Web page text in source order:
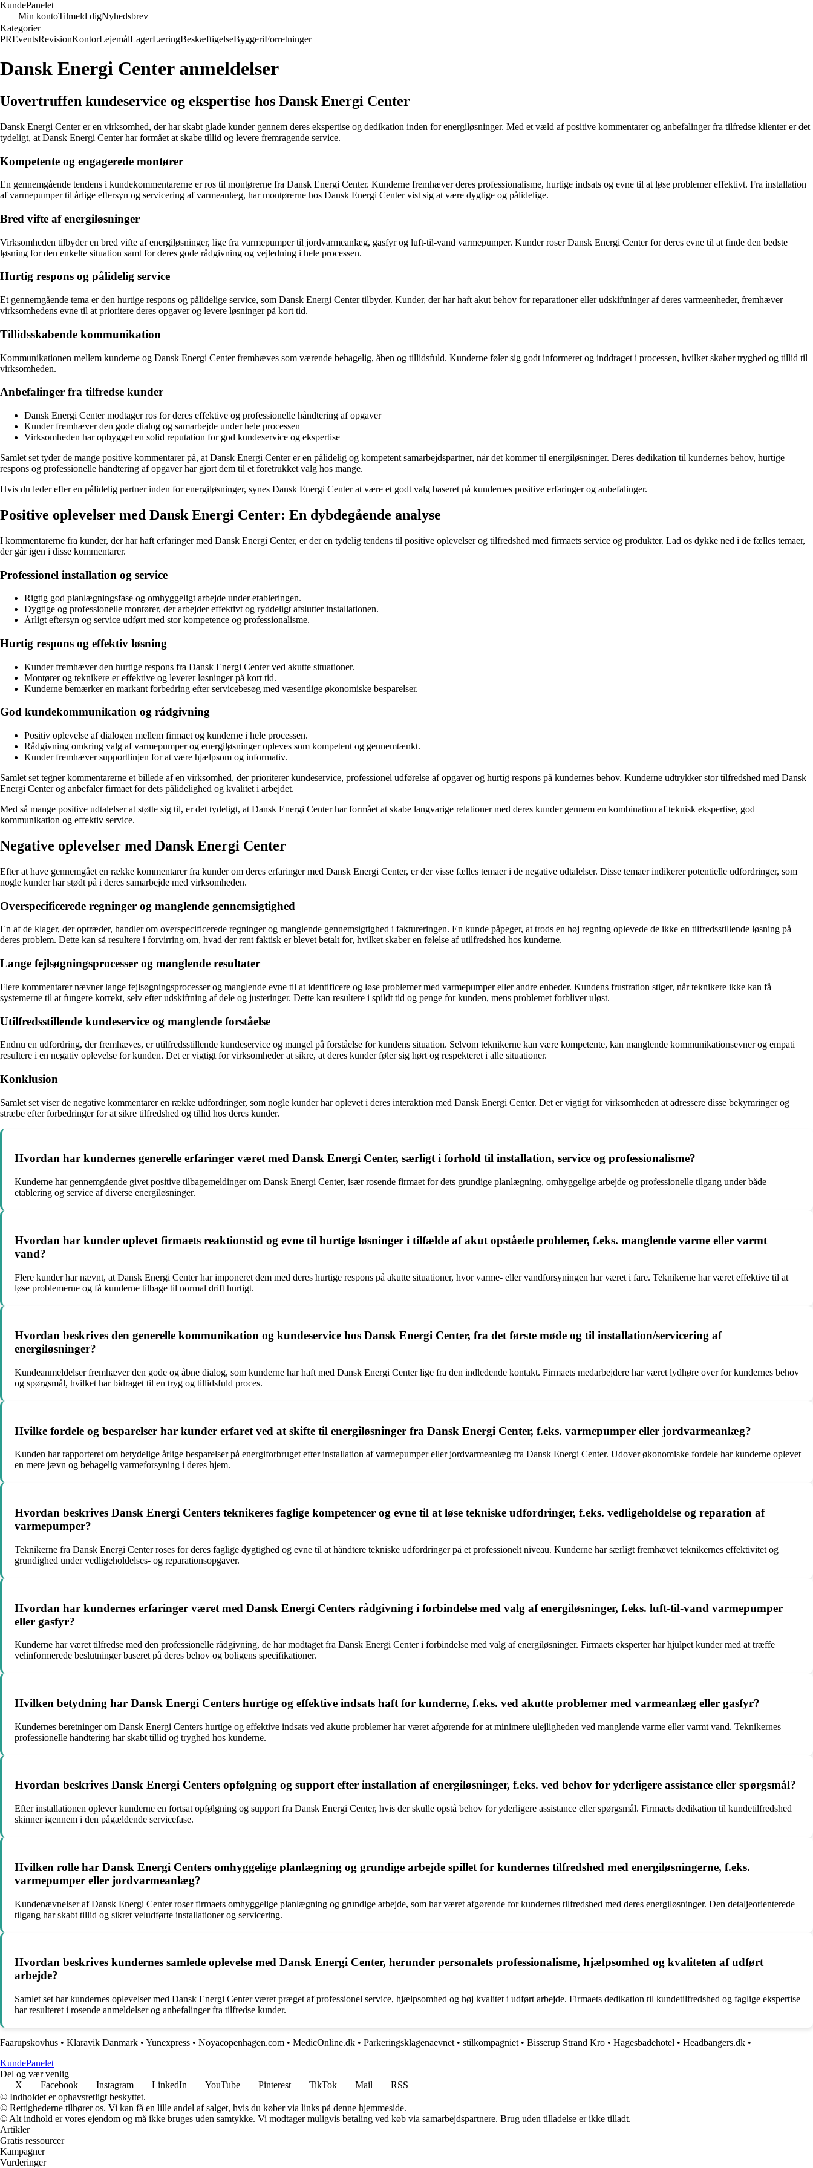
KundePanelet
Min kontoTilmeld digNyhedsbrev
Kategorier
PREventsRevisionKontorLejemålLagerLæringBeskæftigelseByggeriForretninger
Dansk Energi Center anmeldelser
Uovertruffen kundeservice og ekspertise hos Dansk Energi Center
Dansk Energi Center er en virksomhed, der har skabt glade kunder gennem deres ekspertise og dedikation inden for energiløsninger. Med et væld af positive kommentarer og anbefalinger fra tilfredse klienter er det
tydeligt, at Dansk Energi Center har formået at skabe tillid og levere fremragende service.
Kompetente og engagerede montører
En gennemgående tendens i kundekommentarerne er ros til montørerne fra Dansk Energi Center. Kunderne fremhæver deres professionalisme, hurtige indsats og evne til at løse problemer effektivt. Fra installation
af varmepumper til årlige eftersyn og servicering af varmeanlæg, har montørerne hos Dansk Energi Center vist sig at være dygtige og pålidelige.
Bred vifte af energiløsninger
Virksomheden tilbyder en bred vifte af energiløsninger, lige fra varmepumper til jordvarmeanlæg, gasfyr og luft-til-vand varmepumper. Kunder roser Dansk Energi Center for deres evne til at finde den bedste
løsning for den enkelte situation samt for deres gode rådgivning og vejledning i hele processen.
Hurtig respons og pålidelig service
Et gennemgående tema er den hurtige respons og pålidelige service, som Dansk Energi Center tilbyder. Kunder, der har haft akut behov for reparationer eller udskiftninger af deres varmeenheder, fremhæver
virksomhedens evne til at prioritere deres opgaver og levere løsninger på kort tid.
Tillidsskabende kommunikation
Kommunikationen mellem kunderne og Dansk Energi Center fremhæves som værende behagelig, åben og tillidsfuld. Kunderne føler sig godt informeret og inddraget i processen, hvilket skaber tryghed og tillid til
virksomheden.
Anbefalinger fra tilfredse kunder
Dansk Energi Center modtager ros for deres effektive og professionelle håndtering af opgaver
Kunder fremhæver den gode dialog og samarbejde under hele processen
Virksomheden har opbygget en solid reputation for god kundeservice og ekspertise
Samlet set tyder de mange positive kommentarer på, at Dansk Energi Center er en pålidelig og kompetent samarbejdspartner, når det kommer til energiløsninger. Deres dedikation til kundernes behov, hurtige
respons og professionelle håndtering af opgaver har gjort dem til et foretrukket valg hos mange.
Hvis du leder efter en pålidelig partner inden for energiløsninger, synes Dansk Energi Center at være et godt valg baseret på kundernes positive erfaringer og anbefalinger.
Positive oplevelser med Dansk Energi Center: En dybdegående analyse
I kommentarerne fra kunder, der har haft erfaringer med Dansk Energi Center, er der en tydelig tendens til positive oplevelser og tilfredshed med firmaets service og produkter. Lad os dykke ned i de fælles temaer,
der går igen i disse kommentarer.
Professionel installation og service
Rigtig god planlægningsfase og omhyggeligt arbejde under etableringen.
Dygtige og professionelle montører, der arbejder effektivt og ryddeligt afslutter installationen.
Årligt eftersyn og service udført med stor kompetence og professionalisme.
Hurtig respons og effektiv løsning
Kunder fremhæver den hurtige respons fra Dansk Energi Center ved akutte situationer.
Montører og teknikere er effektive og leverer løsninger på kort tid.
Kunderne bemærker en markant forbedring efter servicebesøg med væsentlige økonomiske besparelser.
God kundekommunikation og rådgivning
Positiv oplevelse af dialogen mellem firmaet og kunderne i hele processen.
Rådgivning omkring valg af varmepumper og energiløsninger opleves som kompetent og gennemtænkt.
Kunder fremhæver supportlinjen for at være hjælpsom og informativ.
Samlet set tegner kommentarerne et billede af en virksomhed, der prioriterer kundeservice, professionel udførelse af opgaver og hurtig respons på kundernes behov. Kunderne udtrykker stor tilfredshed med Dansk
Energi Center og anbefaler firmaet for dets pålidelighed og kvalitet i arbejdet.
Med så mange positive udtalelser at støtte sig til, er det tydeligt, at Dansk Energi Center har formået at skabe langvarige relationer med deres kunder gennem en kombination af teknisk ekspertise, god
kommunikation og effektiv service.
Negative oplevelser med Dansk Energi Center
Efter at have gennemgået en række kommentarer fra kunder om deres erfaringer med Dansk Energi Center, er der visse fælles temaer i de negative udtalelser. Disse temaer indikerer potentielle udfordringer, som
nogle kunder har stødt på i deres samarbejde med virksomheden.
Overspecificerede regninger og manglende gennemsigtighed
En af de klager, der optræder, handler om overspecificerede regninger og manglende gennemsigtighed i faktureringen. En kunde påpeger, at trods en høj regning oplevede de ikke en tilfredsstillende løsning på
deres problem. Dette kan så resultere i forvirring om, hvad der rent faktisk er blevet betalt for, hvilket skaber en følelse af utilfredshed hos kunderne.
Lange fejlsøgningsprocesser og manglende resultater
Flere kommentarer nævner lange fejlsøgningsprocesser og manglende evne til at identificere og løse problemer med varmepumper eller andre enheder. Kundens frustration stiger, når teknikere ikke kan få
systemerne til at fungere korrekt, selv efter udskiftning af dele og justeringer. Dette kan resultere i spildt tid og penge for kunden, mens problemet forbliver uløst.
Utilfredsstillende kundeservice og manglende forståelse
Endnu en udfordring, der fremhæves, er utilfredsstillende kundeservice og mangel på forståelse for kundens situation. Selvom teknikerne kan være kompetente, kan manglende kommunikationsevner og empati
resultere i en negativ oplevelse for kunden. Det er vigtigt for virksomheder at sikre, at deres kunder føler sig hørt og respekteret i alle situationer.
Konklusion
Samlet set viser de negative kommentarer en række udfordringer, som nogle kunder har oplevet i deres interaktion med Dansk Energi Center. Det er vigtigt for virksomheden at adressere disse bekymringer og
stræbe efter forbedringer for at sikre tilfredshed og tillid hos deres kunder.
Hvordan har kundernes generelle erfaringer været med Dansk Energi Center, særligt i forhold til installation, service og professionalisme?
Kunderne har gennemgående givet positive tilbagemeldinger om Dansk Energi Center, især rosende firmaet for dets grundige planlægning, omhyggelige arbejde og professionelle tilgang under både
etablering og service af diverse energiløsninger.
Hvordan har kunder oplevet firmaets reaktionstid og evne til hurtige løsninger i tilfælde af akut opståede problemer, f.eks. manglende varme eller varmt
vand?
Flere kunder har nævnt, at Dansk Energi Center har imponeret dem med deres hurtige respons på akutte situationer, hvor varme- eller vandforsyningen har været i fare. Teknikerne har været effektive til at
løse problemerne og få kunderne tilbage til normal drift hurtigt.
Hvordan beskrives den generelle kommunikation og kundeservice hos Dansk Energi Center, fra det første møde og til installation/servicering af
energiløsninger?
Kundeanmeldelser fremhæver den gode og åbne dialog, som kunderne har haft med Dansk Energi Center lige fra den indledende kontakt. Firmaets medarbejdere har været lydhøre over for kundernes behov
og spørgsmål, hvilket har bidraget til en tryg og tillidsfuld proces.
Hvilke fordele og besparelser har kunder erfaret ved at skifte til energiløsninger fra Dansk Energi Center, f.eks. varmepumper eller jordvarmeanlæg?
Kunden har rapporteret om betydelige årlige besparelser på energiforbruget efter installation af varmepumper eller jordvarmeanlæg fra Dansk Energi Center. Udover økonomiske fordele har kunderne oplevet
en mere jævn og behagelig varmeforsyning i deres hjem.
Hvordan beskrives Dansk Energi Centers teknikeres faglige kompetencer og evne til at løse tekniske udfordringer, f.eks. vedligeholdelse og reparation af
varmepumper?
Teknikerne fra Dansk Energi Center roses for deres faglige dygtighed og evne til at håndtere tekniske udfordringer på et professionelt niveau. Kunderne har særligt fremhævet teknikernes effektivitet og
grundighed under vedligeholdelses- og reparationsopgaver.
Hvordan har kundernes erfaringer været med Dansk Energi Centers rådgivning i forbindelse med valg af energiløsninger, f.eks. luft-til-vand varmepumper
eller gasfyr?
Kunderne har været tilfredse med den professionelle rådgivning, de har modtaget fra Dansk Energi Center i forbindelse med valg af energiløsninger. Firmaets eksperter har hjulpet kunder med at træffe
velinformerede beslutninger baseret på deres behov og boligens specifikationer.
Hvilken betydning har Dansk Energi Centers hurtige og effektive indsats haft for kunderne, f.eks. ved akutte problemer med varmeanlæg eller gasfyr?
Kundernes beretninger om Dansk Energi Centers hurtige og effektive indsats ved akutte problemer har været afgørende for at minimere ulejligheden ved manglende varme eller varmt vand. Teknikernes
professionelle håndtering har skabt tillid og tryghed hos kunderne.
Hvordan beskrives Dansk Energi Centers opfølgning og support efter installation af energiløsninger, f.eks. ved behov for yderligere assistance eller spørgsmål?
Efter installationen oplever kunderne en fortsat opfølgning og support fra Dansk Energi Center, hvis der skulle opstå behov for yderligere assistance eller spørgsmål. Firmaets dedikation til kundetilfredshed
skinner igennem i den pågældende servicefase.
Hvilken rolle har Dansk Energi Centers omhyggelige planlægning og grundige arbejde spillet for kundernes tilfredshed med energiløsningerne, f.eks.
varmepumper eller jordvarmeanlæg?
Kundenævnelser af Dansk Energi Center roser firmaets omhyggelige planlægning og grundige arbejde, som har været afgørende for kundernes tilfredshed med deres energiløsninger. Den detaljeorienterede
tilgang har skabt tillid og sikret veludførte installationer og servicering.
Hvordan beskrives kundernes samlede oplevelse med Dansk Energi Center, herunder personalets professionalisme, hjælpsomhed og kvaliteten af udført
arbejde?
Samlet set har kundernes oplevelser med Dansk Energi Center været præget af professionel service, hjælpsomhed og høj kvalitet i udført arbejde. Firmaets dedikation til kundetilfredshed og faglige ekspertise
har resulteret i rosende anmeldelser og anbefalinger fra tilfredse kunder.
Faarupskovhus • Klaravik Danmark • Yunexpress • Noyacopenhagen.com • MedicOnline.dk • Parkeringsklagenaevnet • stilkompagniet • Bisserup Strand Kro • Hagesbadehotel • Headbangers.dk •
KundePanelet
Del og vær venlig
X
Facebook Instagram LinkedIn YouTube Pinterest TikTok Mail
RSS
© Indholdet er ophavsretligt beskyttet.
© Rettighederne tilhører os. Vi kan få en lille andel af salget, hvis du køber via links på denne hjemmeside.
© Alt indhold er vores ejendom og må ikke bruges uden samtykke. Vi modtager muligvis betaling ved køb via samarbejdspartnere. Brug uden tilladelse er ikke tilladt.
Artikler
Gratis ressourcer
Kampagner
Vurderinger